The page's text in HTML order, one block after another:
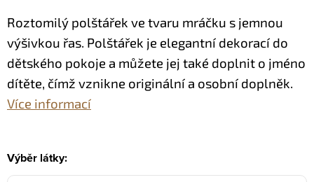
Roztomilý polštářek ve tvaru mráčku s jemnou
výšivkou řas. Polštářek je elegantní dekorací do
dětského pokoje a můžete jej také doplnit o jméno
dítěte, čímž vznikne originální a osobní doplněk.
Více informací
Výběr látky: